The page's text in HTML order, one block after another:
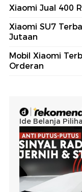
Xiaomi Jual 400
Xiaomi SU7
Jutaan
Mobil Xiaomi
Orderan